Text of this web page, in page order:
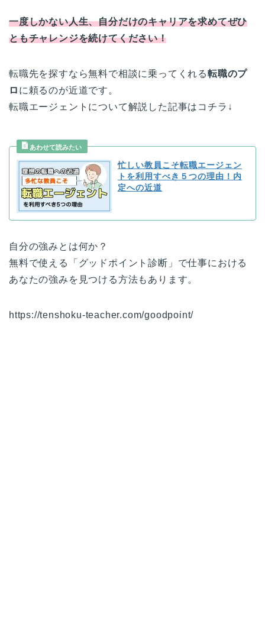
一度しかない人生、自分だけのキャリアを求めてぜひ
ともチャレンジを続けてください！
転職先を探すなら無料で相談に乗ってくれる転職のプ
ロ に頼るのが近道です。
転職エージェントについて解説した記事はコチラ↓
忙しい教員こそ転職エージェン
トを利用すべき５つの理由！内
定への近道
自分の強みとは何か？
無料で使える「グッドポイント診断」で仕事における
あなたの強みを見つける方法もあります。
https://tenshoku-teacher.com/goodpoint/